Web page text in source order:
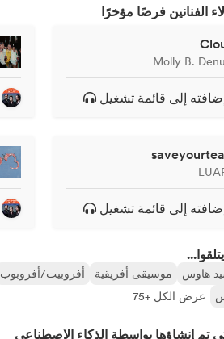
الفنانين فرصًا مؤخرًا
Molly B.
إلى قائمة تشغيل
إلى قائمة تشغيل
هاوس موسيقى أفريقية أفروبيت/أفروبوب
عرض الكل +75
تم إنشاؤها بواسطة الذكاء الاصطناعي